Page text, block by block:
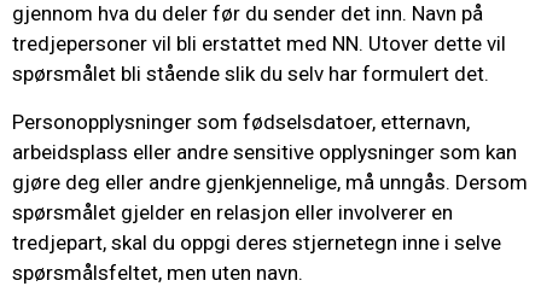
gjennom hva du deler før du sender det inn. Navn på
tredjepersoner vil bli erstattet med NN. Utover dette vil
spørsmålet bli stående slik du selv har formulert det.
Personopplysninger som fødselsdatoer, etternavn,
arbeidsplass eller andre sensitive opplysninger som kan
gjøre deg eller andre gjenkjennelige, må unngås. Dersom
spørsmålet gjelder en relasjon eller involverer en
tredjepart, skal du oppgi deres stjernetegn inne i selve
spørsmålsfeltet, men uten navn.